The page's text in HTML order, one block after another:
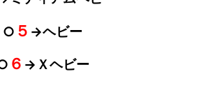
○ ５ →ヘビー
６ →Ｘヘビー